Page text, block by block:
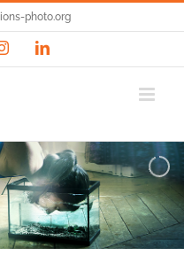
photo.org
InstagramLinkedIn